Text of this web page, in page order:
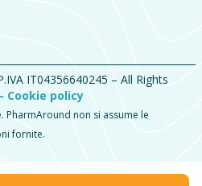
IT04356640245 – All Rights
Cookie policy
non si assume le
fornite.